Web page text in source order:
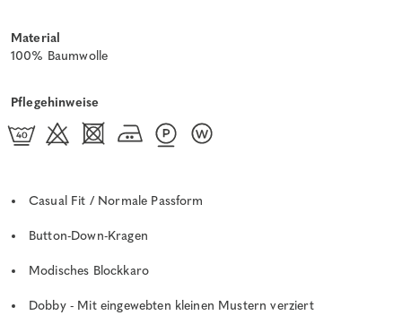
Material
100% Baumwolle
Pflegehinweise
Casual Fit / Normale Passform
Button-Down-Kragen
Modisches Blockkaro
Dobby - Mit eingewebten kleinen Mustern verziert